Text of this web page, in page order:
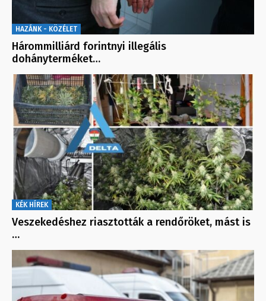
HAZÁNK - KÖZÉLET
Hárommilliárd forintnyi illegális
dohányterméket…
KÉK HÍREK
Veszekedéshez riasztották a rendőröket, mást is
…